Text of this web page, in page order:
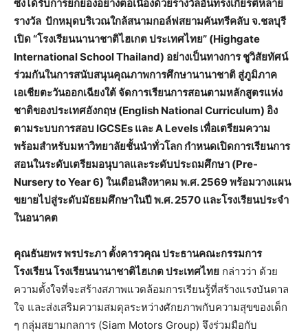
ซึ่งได้รับการยกย่องอย่างต่อเนื่องด้วยรางวัลอันทรงเกียรติหลาย
รางวัล ปักหมุดบริเวณใกล้สนามกอล์ฟสยามคันทรีคลับ จ.ชลบุรี
เปิด “โรงเรียนนานาชาติไฮเกต ประเทศไทย” (Highgate
International School Thailand) อย่างเป็นทางการ ชูวิสัยทัศน์
ร่วมกันในการสนับสนุนคุณภาพการศึกษานานาชาติ สู่ภูมิภาค
เอเชียตะวันออกเฉียงใต้ จัดการเรียนการสอนตามหลักสูตรแห่ง
ชาติของประเทศอังกฤษ (English National Curriculum) อิง
ตามระบบการสอบ IGCSEs และA Levels เพื่อเตรียมความ
พร้อมสำหรับมหาวิทยาลัยชั้นนำทั่วโลก กำหนดเปิดการเรียนการ
สอนในระดับเตรียมอนุบาลและระดับประถมศึกษา (Pre-
Nursery to Year6) ในเดือนสิงหาคม พ.ศ. 2569 พร้อมวางแผน
ขยายไปสู่ระดับมัธยมศึกษาในปี พ.ศ. 2570 และโรงเรียนประจำ
ในอนาคต
คุณธันยพร พรประภา ตั้งคารวคุณ ประธานคณะกรรมการ
โรงเรียน โรงเรียนนานาชาติไฮเกต ประเทศไทย กล่าวว่า ด้วย
ความตั้งใจที่จะสร้างสภาพแวดล้อมการเรียนรู้ที่สร้างแรงบันดาล
ใจ และส่งเสริมความสมดุลระหว่างศักยภาพกับความสุขของเด็ก
ๆ กลุ่มสยามกลการ (Siam Motors Group) จึงร่วมมือกับ